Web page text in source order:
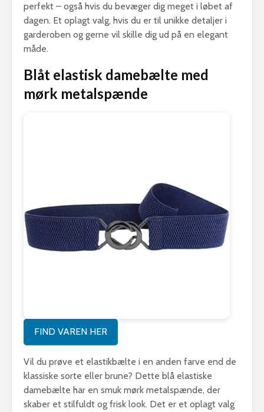
perfekt – også hvis du bevæger dig meget i løbet af
dagen. Et oplagt valg, hvis du er til unikke detaljer i
garderoben og gerne vil skille dig ud på en elegant
måde.
Blåt elastisk damebælte med
mørk metalspænde
FIND VAREN HER
Vil du prøve et elastikbælte i en anden farve end de
klassiske sorte eller brune? Dette blå elastiske
damebælte har en smuk mørk metalspænde, der
skaber et stilfuldt og frisk look. Det er et oplagt valg